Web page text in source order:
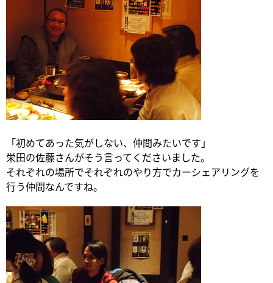
「初めてあった気がしない、仲間みたいです」
栄田の佐藤さんがそう言ってくださいました。
それぞれの場所でそれぞれのやり方でカーシェアリングを
行う仲間なんですね。